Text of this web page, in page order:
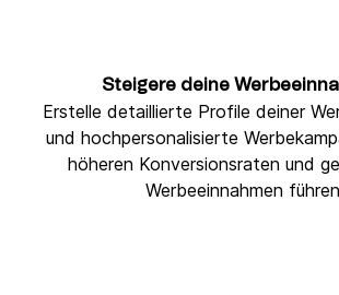
Steigere deine
Erstelle detaillierte Profile deiner
und hochpersonalisierte
höheren Konversionsraten und
Werbeeinnahmen